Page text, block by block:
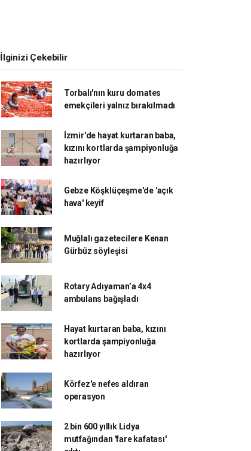
İlginizi Çekebilir
Torbalı'nın kuru domates
emekçileri yalnız bırakılmadı
İzmir'de hayat kurtaran baba,
kızını kortlarda şampiyonluğa
hazırlıyor
Gebze Köşklüçeşme'de 'açık
hava' keyif
Muğlalı gazetecilere Kenan
Gürbüz söyleşisi
Rotary Adıyaman’a 4x4
ambulans bağışladı
Hayat kurtaran baba, kızını
kortlarda şampiyonluğa
hazırlıyor
Körfez'e nefes aldıran
operasyon
2 bin 600 yıllık Lidya
mutfağından 'fare kafatası'